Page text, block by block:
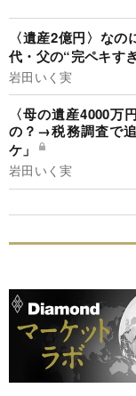
〈遺産2億円〉な
代・父の“完ペキす
岩田いく実
〈母の遺産4000万
の？→税務調査で
ケ」
岩田いく実